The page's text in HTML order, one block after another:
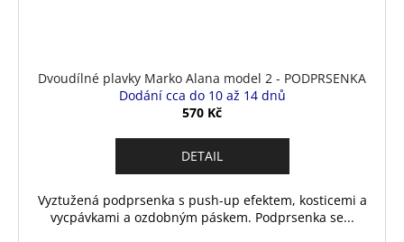
Dvoudílné plavky Marko Alana model 2 - PODPRSENKA
Dodání cca do 10 až 14 dnů
570 Kč
DETAIL
Vyztužená podprsenka s push-up efektem, kosticemi a
vycpávkami a ozdobným páskem. Podprsenka se...